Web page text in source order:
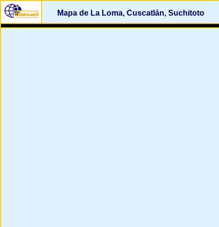
Mapa de La Loma, Cuscatlán, Suchitoto